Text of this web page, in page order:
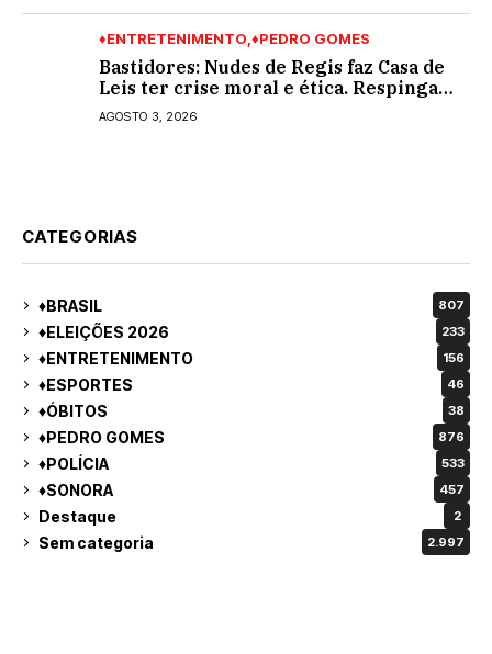
♦ENTRETENIMENTO ♦PEDRO GOMES
Bastidores: Nudes de Regis faz Casa de
Leis ter crise moral e ética. Respinga
em todos os vereadores e decredibiliza
vereança
AGOSTO 3, 2026
CATEGORIAS
♦BRASIL 807
♦ELEIÇÕES 2026 233
♦ENTRETENIMENTO 156
♦ESPORTES 46
♦ÓBITOS 38
♦PEDRO GOMES 876
♦POLÍCIA 533
♦SONORA 457
Destaque 2
Sem categoria 2.997